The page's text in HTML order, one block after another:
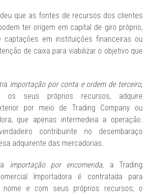
que as fontes de recursos dos clientes
ter origem em capital de giro próprio,
captações em instituições financeiras ou
de caixa para viabilizar o objetivo que
importação por conta e ordem de terceiro,
os seus próprios recursos, adquire
por meio de Trading Company ou
que apenas intermedeia a operação.
contribuinte no desembaraço
adquirente das mercadorias.
importação por encomenda, a Trading
Importadora é contratada para
nome e com seus próprios recursos, o